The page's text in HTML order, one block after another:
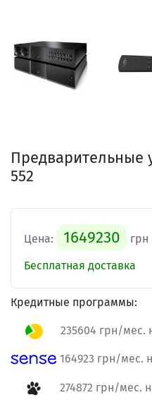
Предварительные
552
Цена: 1649230 грн
Бесплатная доставка
Кредитные программы:
235604 грн/мес.
164923 грн/мес.
274872 грн/мес.